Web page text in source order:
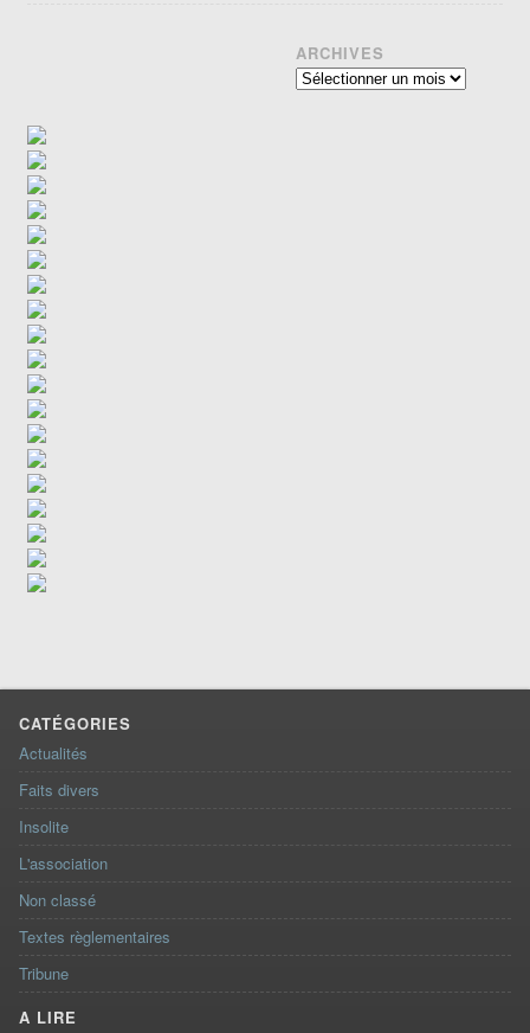
ARCHIVES
Archives
CATÉGORIES
Actualités
Faits divers
Insolite
L'association
Non classé
Textes règlementaires
Tribune
A LIRE